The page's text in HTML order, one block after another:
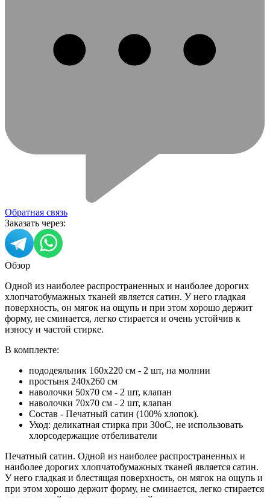
Обратная связь
Заказать через:
Обзор
Одной из наиболее распространенных и наиболее дорогих
хлопчатобумажных тканей является сатин. У него гладкая
поверхность, он мягок на ощупь и при этом хорошо держит
форму, не сминается, легко стирается и очень устойчив к
износу и частой стирке.
В комплекте:
пододеяльник 160х220 см - 2 шт, на молнии
простыня 240х260 см
наволочки 50х70 см - 2 шт, клапан
наволочки 70х70 см - 2 шт, клапан
Состав - Печатный сатин (100% хлопок).
Уход: деликатная стирка при 30оС, не использовать
хлорсодержащие отбеливатели
Печатный сатин. Одной из наиболее распространенных и
наиболее дорогих хлопчатобумажных тканей является сатин.
У него гладкая и блестящая поверхность, он мягок на ощупь и
при этом хорошо держит форму, не сминается, легко стирается